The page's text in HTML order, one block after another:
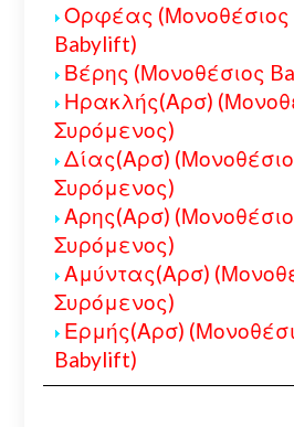
Ορφέας (Μονοθέσιος
Babylift)
Βέρης (Μονοθέσιος
Ηρακλής(Αρσ)
Συρόμενος)
Δίας(Αρσ)
Συρόμενος)
Αρης(Αρσ)
Συρόμενος)
Αμύντας(Αρσ)
Συρόμενος)
Ερμής(Αρσ)
Babylift)